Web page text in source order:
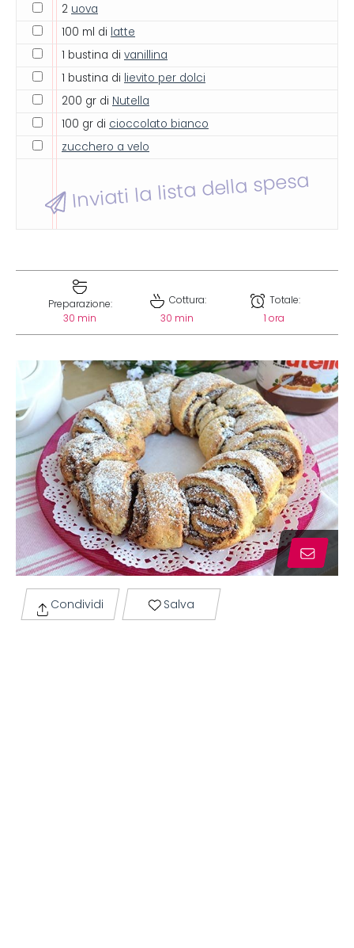
2 uova
100 ml di latte
1 bustina di vanillina
1 bustina di lievito per dolci
200 gr di Nutella
100 gr di cioccolato bianco
zucchero a velo
Inviati la lista della spesa
Preparazione:
30 min
Cottura:
30 min
Totale:
1 ora
Condividi Salva